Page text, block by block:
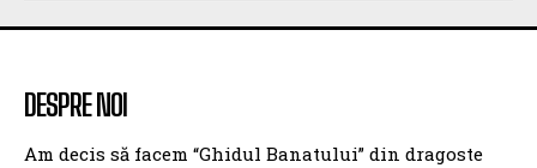
DESPRE NOI
Am decis să facem “Ghidul Banatului” din dragoste